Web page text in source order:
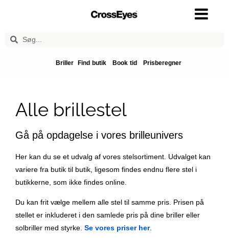
Briller Find butik Book tid Prisberegner
Alle brillestel
Gå på opdagelse i vores brilleunivers
Her kan du se et udvalg af vores stelsortiment. Udvalget kan
variere fra butik til butik, ligesom findes endnu flere stel i
butikkerne, som ikke findes online.
Du kan frit vælge mellem alle stel til samme pris. Prisen på
stellet er inkluderet i den samlede pris på dine briller eller
solbriller med styrke. Se vores priser her.